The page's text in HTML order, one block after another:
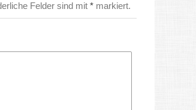
Felder sind mit * markiert.